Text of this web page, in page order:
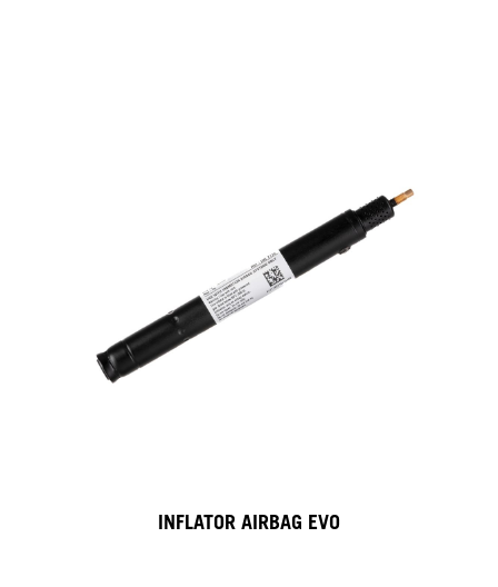
INFLATOR AIRBAG EVO